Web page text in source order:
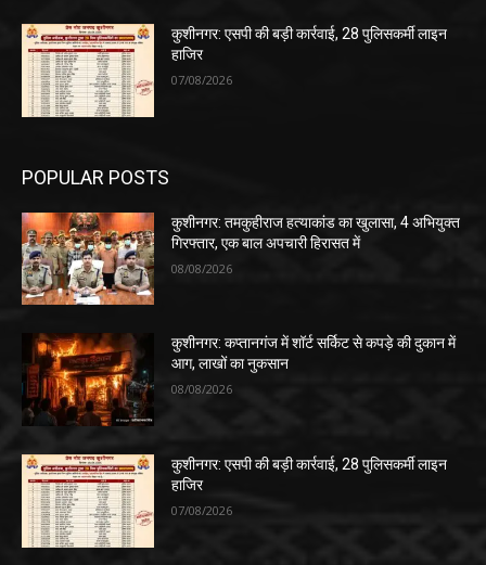
कुशीनगर: एसपी की बड़ी कार्रवाई, 28 पुलिसकर्मी लाइन
हाजिर
07/08/2026
POPULAR POSTS
कुशीनगर: तमकुहीराज हत्याकांड का खुलासा, 4 अभियुक्त
गिरफ्तार, एक बाल अपचारी हिरासत में
08/08/2026
कुशीनगर: कप्तानगंज में शॉर्ट सर्किट से कपड़े की दुकान में
आग, लाखों का नुकसान
08/08/2026
कुशीनगर: एसपी की बड़ी कार्रवाई, 28 पुलिसकर्मी लाइन
हाजिर
07/08/2026